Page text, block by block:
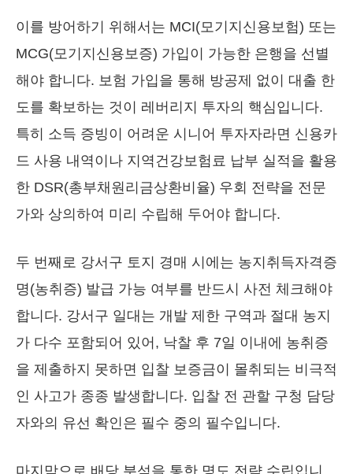
이를 방어하기 위해서는 MCI(모기지신용보험) 또는
MCG(모기지신용보증) 가입이 가능한 은행을 선별
해야 합니다. 보험 가입을 통해 방공제 없이 대출 한
도를 확보하는 것이 레버리지 투자의 핵심입니다.
특히 소득 증빙이 어려운 시니어 투자자라면 신용카
드 사용 내역이나 지역건강보험료 납부 실적을 활용
한 DSR(총부채원리금상환비율) 우회 전략을 전문
가와 상의하여 미리 수립해 두어야 합니다.
두 번째로 강서구 토지 경매 시에는 농지취득자격증
명(농취증) 발급 가능 여부를 반드시 사전 체크해야
합니다. 강서구 일대는 개발 제한 구역과 절대 농지
가 다수 포함되어 있어, 낙찰 후 7일 이내에 농취증
을 제출하지 못하면 입찰 보증금이 몰취되는 비극적
인 사고가 종종 발생합니다. 입찰 전 관할 구청 담당
자와의 유선 확인은 필수 중의 필수입니다.